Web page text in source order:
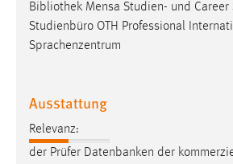
Bibliothek Mensa Studien- und Career
Studienbüro OTH Professional
Sprachenzentrum
Ausstattung
Relevanz:
der Prüfer Datenbanken der
Cookie Laufzeit:
30 Tage
Name:
MibewSessionID, MIBEW_UserID,
chat-frame-style-5e9dbeb1811c0446